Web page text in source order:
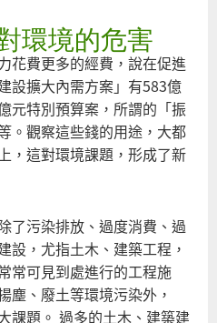
環境的危害
花費更多的經費，說在促進
設擴大內需方案」有583億
元特別預算案，所謂的「振
。觀察這些錢的用途，大都
，這對環境課題，形成了新
了污染排放、過度消費、過
設，尤指土木、建築工程，
常可見到處進行的工程施
塵、廢土等環境污染外，
課題。 過多的土木、建築建